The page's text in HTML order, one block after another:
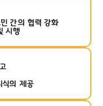
간의 협력 강화
시행
식의 제공